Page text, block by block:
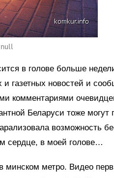
null
в голове больше
газетных новостей и
комментариями
Беларуси тоже могут
возможность
сердце, в моей голове…
метро. Видео